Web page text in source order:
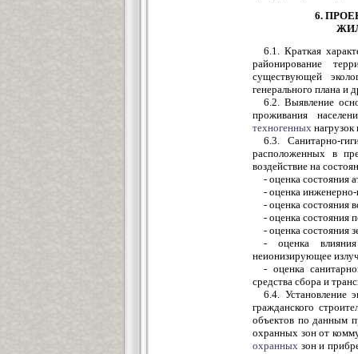
6.
6.1. Краткая
районирование
существующей
генерального плана и
6.2. Выявление
проживания
техногенных
6.3. Санитарно-
расположенных в
воздействие на
- оценка состояния
- оценка инженерно-
- оценка состояния
- оценка состояния
- оценка состояния
- оценка
неионизирующее
- оценка
средства сбора и
6.4. Установление
гражданского
объектов по данным
охранных зон от
охранных зон и